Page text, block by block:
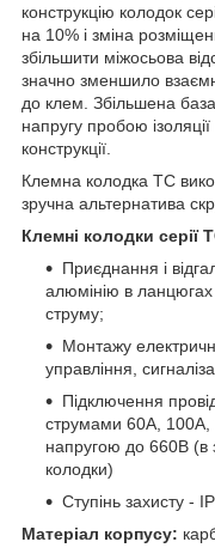
конструкцію колодок
на 10% і зміна
збільшити міжосьова
значно зменшило
до клем. Збільшена
напругу пробою
конструкції.
Клемна колодка TC
зручна альтернатива
Клемні колодки серії
Приєднання і
алюмінію в ланцюгах
струму;
Монтажу
управління,
Підключення
струмами 60А,
напругою до 660В (в
колодки)
Ступінь захисту -
Матеріал корпусу: